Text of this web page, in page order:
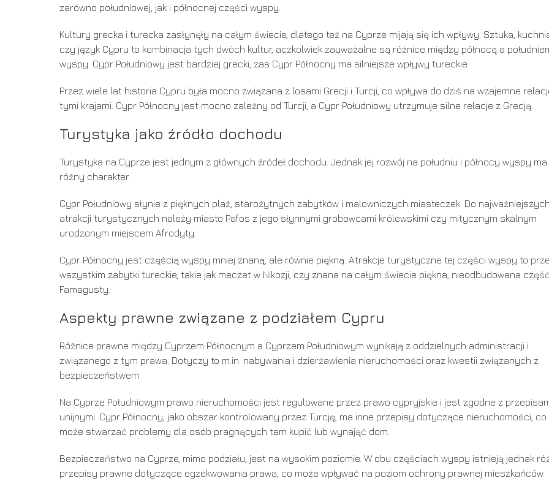
zarówno południowej, jak i północnej części wyspy.
Kultury grecka i turecka zasłynęły na całym świecie, dlatego też na Cyprze mijają się ich wpływy. Sztuka,
czy język Cypru to kombinacja tych dwóch kultur, aczkolwiek zauważalne są różnice między północą a
wyspy. Cypr Południowy jest bardziej grecki, zas Cypr Północny ma silniejsze wpływy tureckie.
Przez wiele lat historia Cypru była mocno związana z losami Grecji i Turcji, co wpływa do dziś na wzajemne
tymi krajami. Cypr Północny jest mocno zależny od Turcji, a Cypr Południowy utrzymuje silne relacje z Grecją.
Turystyka jako źródło dochodu
Turystyka na Cyprze jest jednym z głównych źródeł dochodu. Jednak jej rozwój na południu i północy wyspy ma
różny charakter.
Cypr Południowy słynie z pięknych plaż, starożytnych zabytków i malowniczych miasteczek. Do najważniejszych
atrakcji turystycznych należy miasto Pafos z jego słynnymi grobowcami królewskimi czy mitycznym skalnym
urodzonym miejscem Afrodyty.
Cypr Północny jest częścią wyspy mniej znaną, ale równie piękną. Atrakcje turystyczne tej części wyspy to
wszystkim zabytki tureckie, takie jak meczet w Nikozji, czy znana na całym świecie piękna, nieodbudowana część
Famagusty.
Aspekty prawne związane z podziałem Cypru
Różnice prawne między Cyprzem Północnym a Cyprzem Południowym wynikają z oddzielnych administracji i
związanego z tym prawa. Dotyczy to m.in. nabywania i dzierżawienia nieruchomości oraz kwestii związanych z
bezpieczeństwem.
Na Cyprze Południowym prawo nieruchomości jest regulowane przez prawo cypryjskie i jest zgodne z
unijnymi. Cypr Północny, jako obszar kontrolowany przez Turcję, ma inne przepisy dotyczące nieruchomości, co
może stwarzać problemy dla osób pragnących tam kupić lub wynająć dom.
Bezpieczeństwo na Cyprze, mimo podziału, jest na wysokim poziomie. W obu częściach wyspy istnieją jednak
przepisy prawne dotyczące egzekwowania prawa, co może wpływać na poziom ochrony prawnej mieszkańców.